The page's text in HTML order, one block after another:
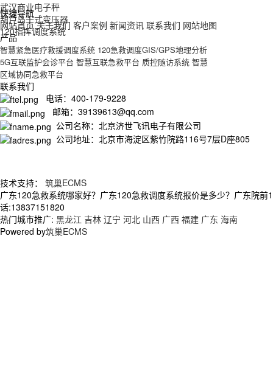
武汉商业电子秤
葫芦岛干式变压器
120指挥调度系统
快捷导航
网站首页 关于我们 客户案例 新闻资讯 联系我们 网站地图
产品
智慧紧急医疗救援调度系统 120急救调度GIS/GPS地理分析
5G互联监护会诊平台 智慧互联急救平台 质控随访系统 智慧
区域协同急救平台
联系我们
电话：400-179-9228
邮箱：39139613@qq.com
公司名称：北京济世飞讯电子有限公司
公司地址：北京市海淀区紫竹院路116号7层D座805
技术支持： 筑巢ECMS
广东120急救系统哪家好？广东120急救调度系统报价是多少？广东院
话:13837151820
热门城市推广: 黑龙江 吉林 辽宁 河北 山西 广西 福建 广东 海南
Powered by筑巢ECMS